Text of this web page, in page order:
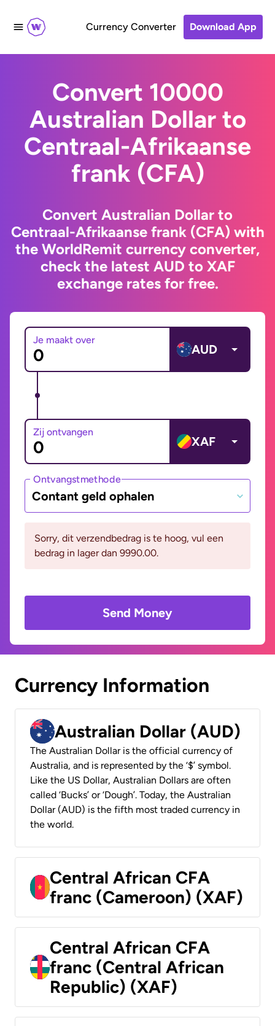
Currency Converter Download App
Convert 10000
Australian Dollar to
Centraal-Afrikaanse
frank (CFA)
Convert Australian Dollar to
Centraal-Afrikaanse frank (CFA) with
the WorldRemit currency converter,
check the latest AUD to XAF
exchange rates for free.
Je maakt over
AUD
Zij ontvangen
XAF
Ontvangstmethode
Contant geld ophalen
Sorry, dit verzendbedrag is te hoog, vul een
bedrag in lager dan 9990.00.
Send Money
Currency Information
Australian Dollar (AUD)
The Australian Dollar is the official currency of
Australia, and is represented by the ‘$’ symbol.
Like the US Dollar, Australian Dollars are often
called ‘Bucks’ or ‘Dough’. Today, the Australian
Dollar (AUD) is the fifth most traded currency in
the world.
Central African CFA
franc (Cameroon) (XAF)
Central African CFA
franc (Central African
Republic) (XAF)